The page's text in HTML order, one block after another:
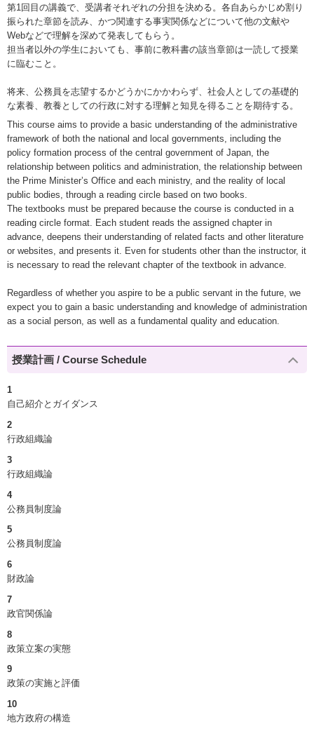
第1回目の講義で、受講者それぞれの分担を決める。各自あらかじめ割り
振られた章節を読み、かつ関連する事実関係などについて他の文献や
Webなどで理解を深めて発表してもらう。
担当者以外の学生においても、事前に教科書の該当章節は一読して授業
に臨むこと。
将来、公務員を志望するかどうかにかかわらず、社会人としての基礎的
な素養、教養としての行政に対する理解と知見を得ることを期待する。
This course aims to provide a basic understanding of the administrative
framework of both the national and local governments, including the
policy formation process of the central government of Japan, the
relationship between politics and administration, the relationship between
the Prime Minister’s Office and each ministry, and the reality of local
public bodies, through a reading circle based on two books.
The textbooks must be prepared because the course is conducted in a
reading circle format. Each student reads the assigned chapter in
advance, deepens their understanding of related facts and other literature
or websites, and presents it. Even for students other than the instructor, it
is necessary to read the relevant chapter of the textbook in advance.
Regardless of whether you aspire to be a public servant in the future, we
expect you to gain a basic understanding and knowledge of administration
as a social person, as well as a fundamental quality and education.
授業計画 / Course Schedule
1
自己紹介とガイダンス
2
行政組織論
3
行政組織論
4
公務員制度論
5
公務員制度論
6
財政論
7
政官関係論
8
政策立案の実態
9
政策の実施と評価
10
地方政府の構造